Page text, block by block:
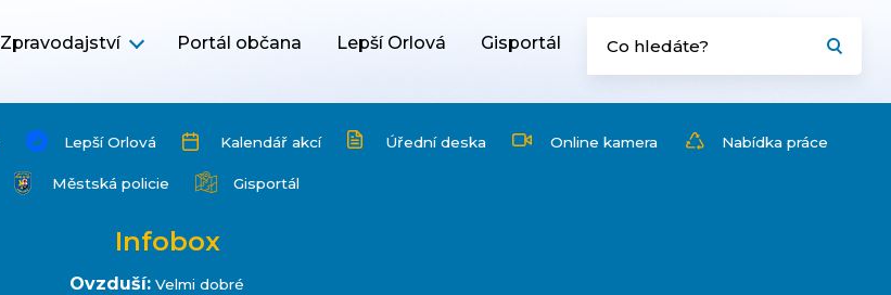
Zpravodajství Portál občana Lepší Orlová Gisportál
Lepší Orlová Kalendář akcí Úřední deska Online kamera Nabídka práce
Městská policie Gisportál
Infobox
Ovzduší: Velmi dobré